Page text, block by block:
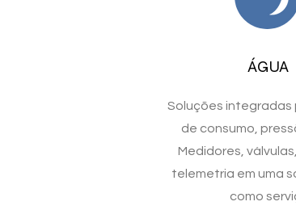
ÁGUA
Soluções integradas
de consumo,
Medidores,
telemetria em uma
como